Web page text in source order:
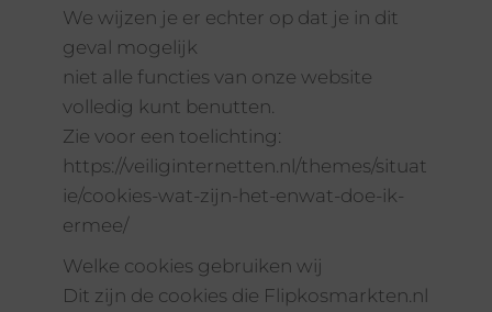
We wijzen je er echter op dat je in dit
geval mogelijk
niet alle functies van onze website
volledig kunt benutten.
Zie voor een toelichting:
https://veiliginternetten.nl/themes/situat
ie/cookies-wat-zijn-het-enwat-doe-ik-
ermee/
Welke cookies gebruiken wij
Dit zijn de cookies die Flipkosmarkten.nl